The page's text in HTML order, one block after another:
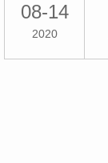
08-14
2020